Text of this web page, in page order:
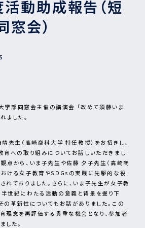
動助成報告（短
会）
部同窓会主催の講演会 「改めて須藤いま
ました。
先生（高崎商科大学 特任教授）をお招きし、
への取り組みについてお話しいただきまし
点から、いま子先生や佐藤 夕子先生（高崎商
ける女子教育やSDGsの実践に先駆的な役
れておりました。さらに、いま子先生が女子教
世紀にわたる活動の意義と背景を掘り下
の革新性についてもお話がありました。この
理念を再評価する貴重な機会となり、参加者
した。